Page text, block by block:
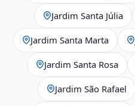
Jardim Santa Júlia
Jardim Santa Marta
Jardim Santa Rosa
Jardim São Rafael